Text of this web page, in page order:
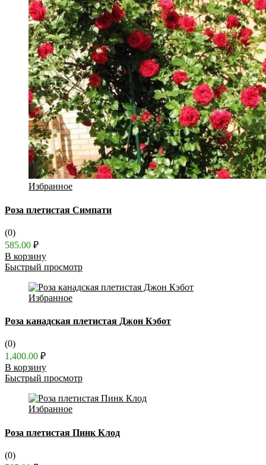
Избранное
Роза плетистая Симпати
(0)
585.00 ₽
В корзину
Быстрый просмотр
Избранное
Роза канадская плетистая Джон Кэбот
(0)
1,400.00 ₽
В корзину
Быстрый просмотр
Избранное
Роза плетистая Пинк Клод
(0)